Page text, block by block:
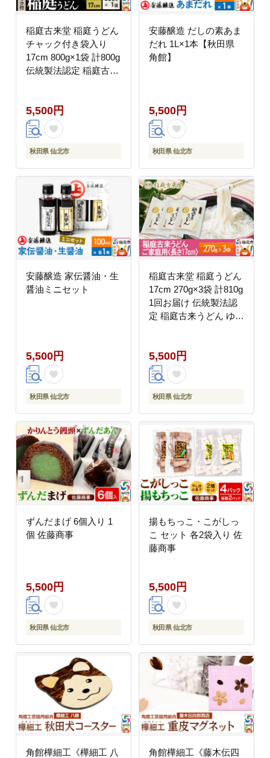
稲庭古来堂 稲庭うどん
チャック付き袋入り
17cm 800g×1袋 計800g
伝統製法認定 稲庭古来
無添加 防災 災害 備蓄
ローリングストック ご
当地 お取り寄せ 手綯
てない 稲庭饂飩]
5,500円
秋田県 仙北市
安藤醸造 だしの素あま
だれ 1L×1本【秋田県
角館】
5,500円
秋田県 仙北市
安藤醸造 家伝醤油・生
醤油ミニセット
5,500円
秋田県 仙北市
稲庭古来堂 稲庭うどん
17cm 270g×3袋 計810g
1回お届け 伝統製法認
定 稲庭古来うどん ゆう
5,500円
秋田県 仙北市
ずんだまげ 6個入り 1
個 佐藤商事
5,500円
秋田県 仙北市
揚もちっこ・こがしっ
こ セット 各2袋入り 佐
藤商事
5,500円
秋田県 仙北市
角館樺細工《樺細工 八
角館樺細工《藤木伝四